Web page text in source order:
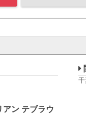
千
アン テブラウ